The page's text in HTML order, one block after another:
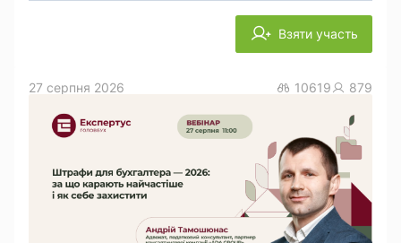
Взяти участь
27 серпня 2026 10619 879